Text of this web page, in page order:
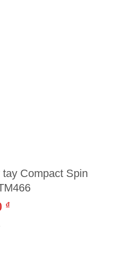
Compact Spin
₫